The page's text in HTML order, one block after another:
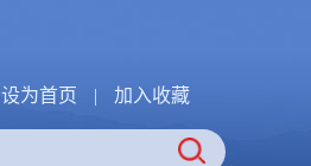
设为首页 | 加入收藏